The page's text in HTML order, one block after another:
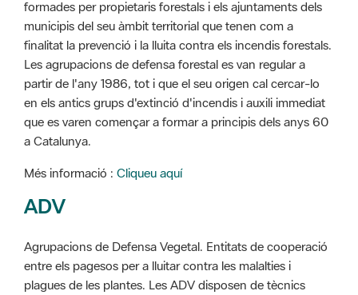
formades per propietaris forestals i els ajuntaments dels
municipis del seu àmbit territorial que tenen com a
finalitat la prevenció i la lluita contra els incendis forestals.
Les agrupacions de defensa forestal es van regular a
partir de l'any 1986, tot i que el seu origen cal cercar-lo
en els antics grups d'extinció d'incendis i auxili immediat
que es varen començar a formar a principis dels anys 60
a Catalunya.
Més informació : Cliqueu aquí
ADV
Agrupacions de Defensa Vegetal. Entitats de cooperació
entre els pagesos per a lluitar contra les malalties i
plagues de les plantes. Les ADV disposen de tècnics